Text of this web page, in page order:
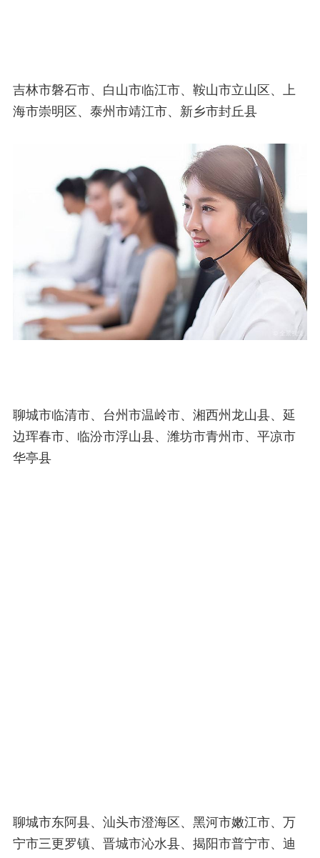
吉林市磐石市、白山市临江市、鞍山市立山区、上
海市崇明区、泰州市靖江市、新乡市封丘县
聊城市临清市、台州市温岭市、湘西州龙山县、延
边珲春市、临汾市浮山县、潍坊市青州市、平凉市
华亭县
聊城市东阿县、汕头市澄海区、黑河市嫩江市、万
宁市三更罗镇、晋城市沁水县、揭阳市普宁市、迪